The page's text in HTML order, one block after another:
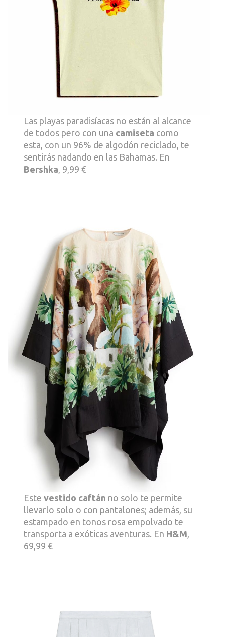
Las playas paradisíacas no están al alcance
de todos pero con una camiseta como
esta, con un 96% de algodón reciclado, te
sentirás nadando en las Bahamas. En
Bershka, 9,99 €
Estevestido caftán no solo te permite
llevarlo solo o con pantalones; además, su
estampado en tonos rosa empolvado te
transporta a exóticas aventuras. En H&M
69,99 €